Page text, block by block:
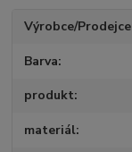
Výrobce/Prodejce
Barva
produkt
materiál